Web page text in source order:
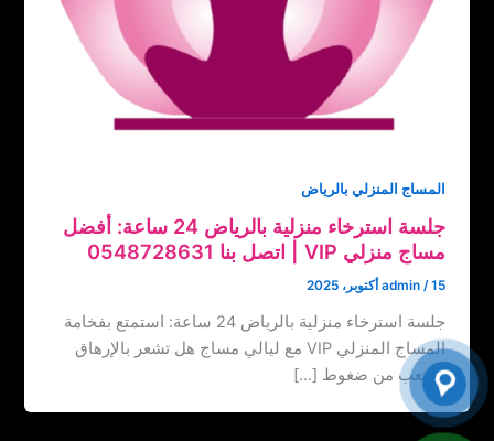
المساج المنزلي بالرياض
جلسة استرخاء منزلية بالرياض 24 ساعة: أفضل
مساج منزلي VIP | اتصل بنا ‏‪0548728631
admin /15 أكتوبر، 2025
جلسة استرخاء منزلية بالرياض 24 ساعة: استمتع بفخامة
المساج المنزلي VIP مع ليالي مساج هل تشعر بالإرهاق
والتعب من ضغوط […]